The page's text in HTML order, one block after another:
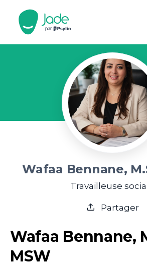
Wafaa Bennane,
Travailleuse
Partager
Wafaa Bennane,
MSW